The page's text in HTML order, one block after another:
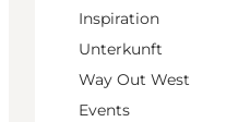
Inspiration
Unterkunft
Way Out West
Events